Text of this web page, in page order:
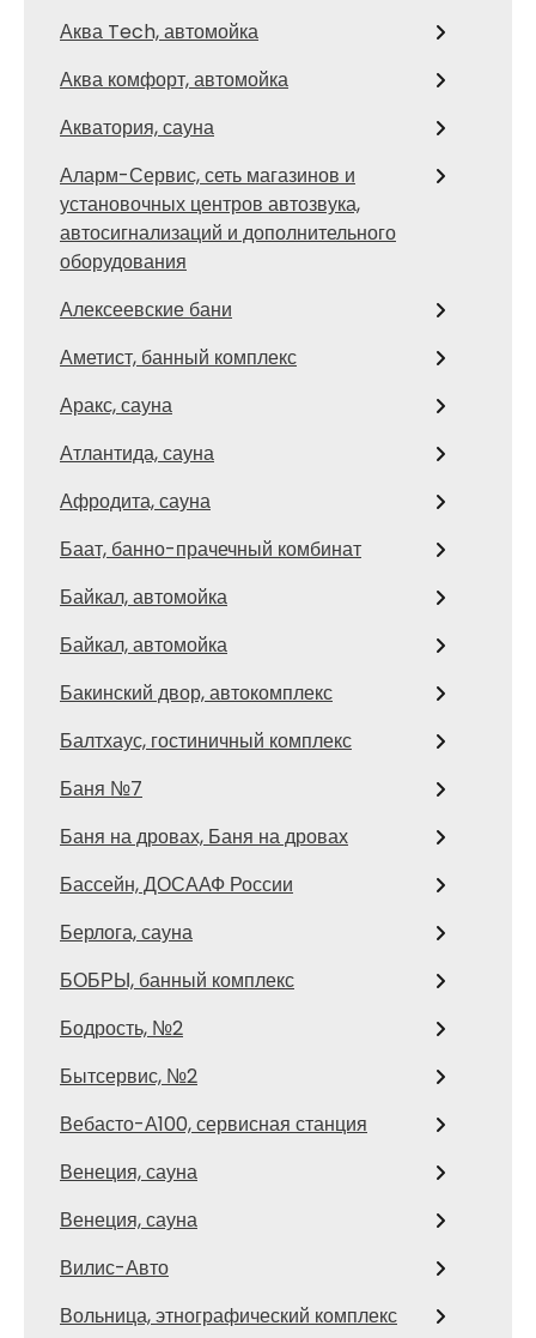
Аква Tech, автомойка
Аква комфорт, автомойка
Акватория, сауна
Аларм-Сервис, сеть магазинов и
установочных центров автозвука,
автосигнализаций и дополнительного
оборудования
Алексеевские бани
Аметист, банный комплекс
Аракс, сауна
Атлантида, сауна
Афродита, сауна
Баат, банно-прачечный комбинат
Байкал, автомойка
Байкал, автомойка
Бакинский двор, автокомплекс
Балтхаус, гостиничный комплекс
Баня №7
Баня на дровах, Баня на дровах
Бассейн, ДОСААФ России
Берлога, сауна
БОБРЫ, банный комплекс
Бодрость, №2
Бытсервис, №2
Вебасто-А100, сервисная станция
Венеция, сауна
Венеция, сауна
Вилис-Авто
Вольница, этнографический комплекс